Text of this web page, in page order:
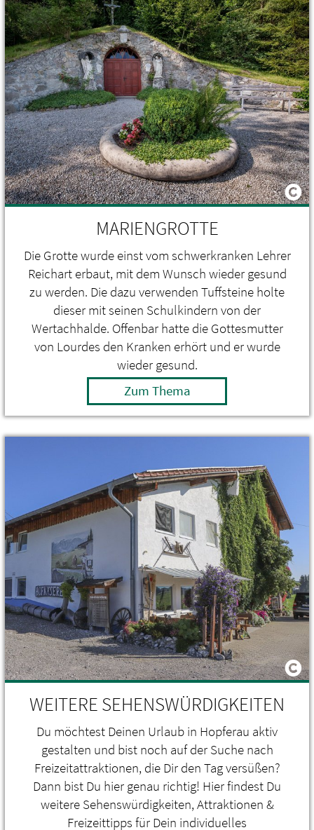
MARIENGROTTE
Die Grotte wurde einst vom schwerkranken Lehrer
Reichart erbaut, mit dem Wunsch wieder gesund
zu werden. Die dazu verwenden Tuffsteine holte
dieser mit seinen Schulkindern von der
Wertachhalde. Offenbar hatte die Gottesmutter
von Lourdes den Kranken erhört und er wurde
wieder gesund.
Zum Thema
WEITERE SEHENSWÜRDIGKEITEN
Du möchtest Deinen Urlaub in Hopferau aktiv
gestalten und bist noch auf der Suche nach
Freizeitattraktionen, die Dir den Tag versüßen?
Dann bist Du hier genau richtig! Hier findest Du
weitere Sehenswürdigkeiten, Attraktionen &
Freizeittipps für Dein individuelles